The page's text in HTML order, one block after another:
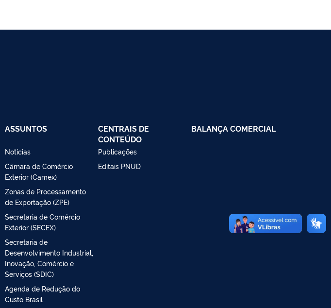
ASSUNTOS
Notícias
Câmara de Comércio
Exterior (Camex)
Zonas de Processamento
de Exportação (ZPE)
Secretaria de Comércio
Exterior (SECEX)
Secretaria de
Desenvolvimento Industrial,
Inovação, Comércio e
Serviços (SDIC)
Agenda de Redução do
Custo Brasil
CENTRAIS DE
CONTEÚDO
Publicações
Editais PNUD
BALANÇA COMERCIAL